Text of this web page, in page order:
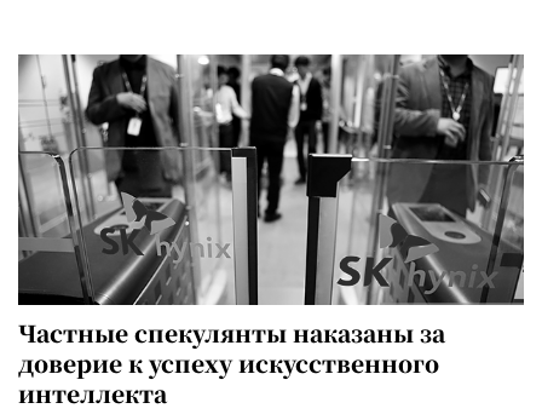
Частные спекулянты наказаны за
доверие к успеху искусственного
интеллекта